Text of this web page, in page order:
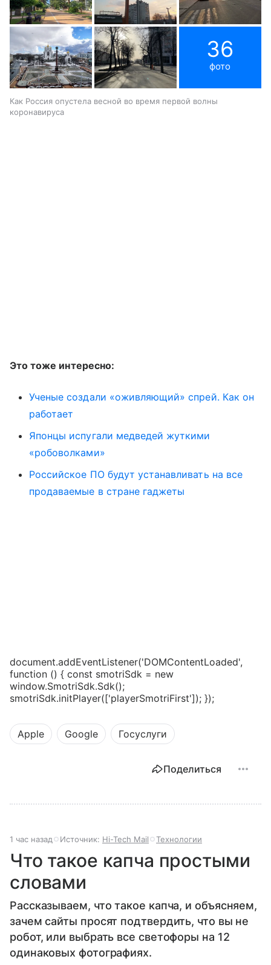
36
фото
Как Россия опустела весной во время первой волны
коронавируса
Это тоже интересно:
Ученые создали «оживляющий» спрей. Как он
работает
Японцы испугали медведей жуткими
«робоволками»
Российское ПО будут устанавливать на все
продаваемые в стране гаджеты
document.addEventListener('DOMContentLoaded',
function () { const smotriSdk = new
window.SmotriSdk.Sdk();
smotriSdk.initPlayer(['playerSmotriFirst']); });
Apple Google Госуслуги
Поделиться
1 час назад Источник: Hi-Tech Mail Технологии
Что такое капча простыми
словами
Рассказываем, что такое капча, и объясняем,
зачем сайты просят подтвердить, что вы не
робот, или выбрать все светофоры на 12
одинаковых фотографиях.